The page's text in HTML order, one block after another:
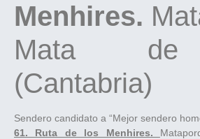
Menhires.
Mata
(Cantabria)
Sendero candidato a “Mejor sendero
61. Ruta de los Menhires.